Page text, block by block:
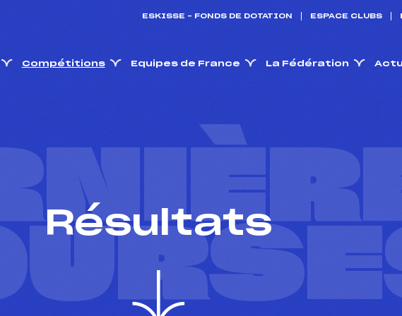
ESKISSE – FONDS DE DOTATION ESPACE CLUBS
Compétitions Equipes de France La Fédération
Résultats